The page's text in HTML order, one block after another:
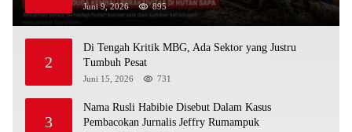
Juni 9, 2026 895
2
Di Tengah Kritik MBG, Ada Sektor yang Justru
Tumbuh Pesat
Juni 15, 2026 731
3
Nama Rusli Habibie Disebut Dalam Kasus
Pembacokan Jurnalis Jeffry Rumampuk